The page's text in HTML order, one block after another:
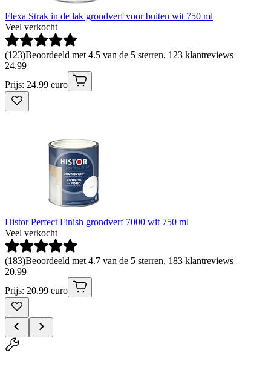
Flexa Strak in de lak grondverf voor buiten wit 750 ml
Veel verkocht
(123)Beoordeeld met 4.5 van de 5 sterren, 123 klantreviews
24.99
Prijs: 24.99 euro
Histor Perfect Finish grondverf 7000 wit 750 ml
Veel verkocht
(183)Beoordeeld met 4.7 van de 5 sterren, 183 klantreviews
20.99
Prijs: 20.99 euro